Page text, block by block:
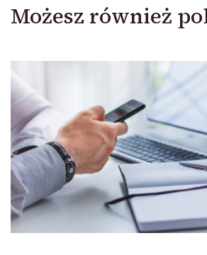
Możesz również